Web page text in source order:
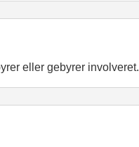
eller gebyrer involveret.